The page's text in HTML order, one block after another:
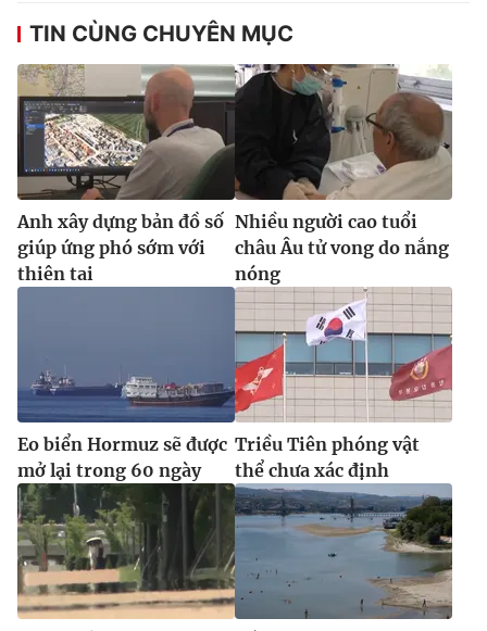
Email:toasoan@vtv.vn
Liên hệ quảng cáo:024-7300.7108
® Cấm sao chép dưới mọi hình thức nếu không có sự chấp
thuận bằng văn bản. Ghi rõ nguồn VTV.vn khi phát hành lại
thông tin từ website này.
TIN CÙNG CHUYÊN MỤC
Anh xây dựng bản đồ số
giúp ứng phó sớm với
thiên tai
Nhiều người cao tuổi
châu Âu tử vong do nắng
nóng
Eo biển Hormuz sẽ được
mở lại trong 60 ngày
Triều Tiên phóng vật
thể chưa xác định